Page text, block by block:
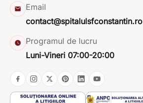
Email
contact@spitalulsfconstantin.ro
Programul de lucru
Luni-Vineri 07:00-20:00